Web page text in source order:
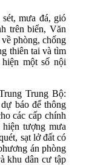
mưa đá, gió
trên biển, Văn
phòng, chống
thiên tai và tìm
một số nội
Trung Bộ:
báo để thông
các cấp chính
tượng mưa
sạt lở đất có
án phòng
khu dân cư tập